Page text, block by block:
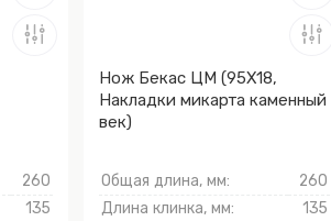
260
135
Нож Бекас ЦМ (95Х18,
Накладки микарта каменный
век)
Общая длина, мм:
260
Длина клинка, мм:
135